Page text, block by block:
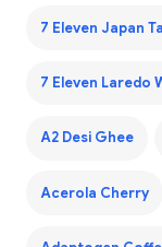
7 Eleven Japan
7 Eleven Laredo
A2 Desi Ghee
Acerola Cherry